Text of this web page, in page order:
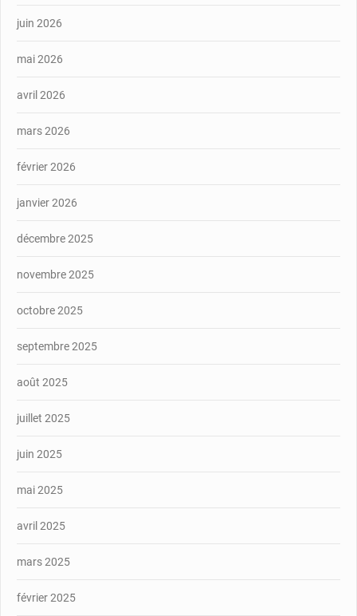
juin 2026
mai 2026
avril 2026
mars 2026
février 2026
janvier 2026
décembre 2025
novembre 2025
octobre 2025
septembre 2025
août 2025
juillet 2025
juin 2025
mai 2025
avril 2025
mars 2025
février 2025